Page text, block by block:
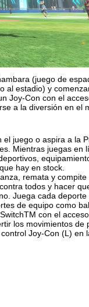
(juego de
al estadio) y
Joy-Con con el
a la diversión en el
juego o aspira a la
Mientras juegas en
hay en stock.
remata y
todos y hacer
Juega cada
de equipo como
con el
los movimientos de
Joy-Con (L) en